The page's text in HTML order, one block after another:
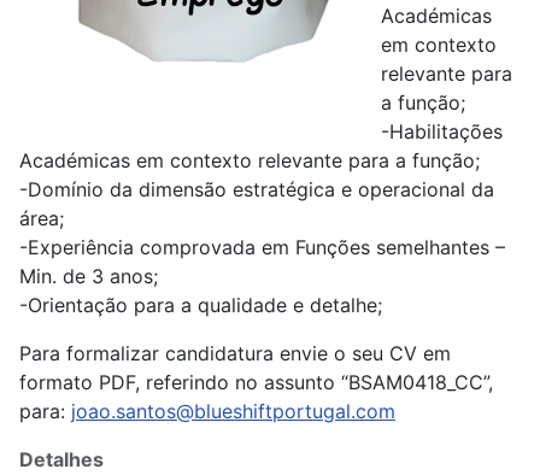
Académicas
em contexto
relevante para
a função;
-Habilitações
Académicas em contexto relevante para a função;
-Domínio da dimensão estratégica e operacional da
área;
-Experiência comprovada em Funções semelhantes –
Min. de 3 anos;
-Orientação para a qualidade e detalhe;
Para formalizar candidatura envie o seu CV em
formato PDF, referindo no assunto “BSAM0418_CC”,
para: joao.santos@blueshiftportugal.com
Detalhes